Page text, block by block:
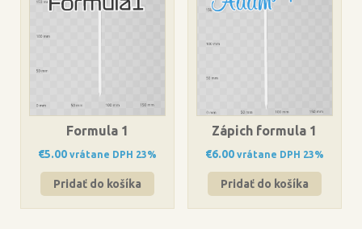
Formula 1
€5.00 vrátane DPH 23%
Pridať do košíka
Zápich formula 1
€6.00 vrátane DPH 23%
Pridať do košíka